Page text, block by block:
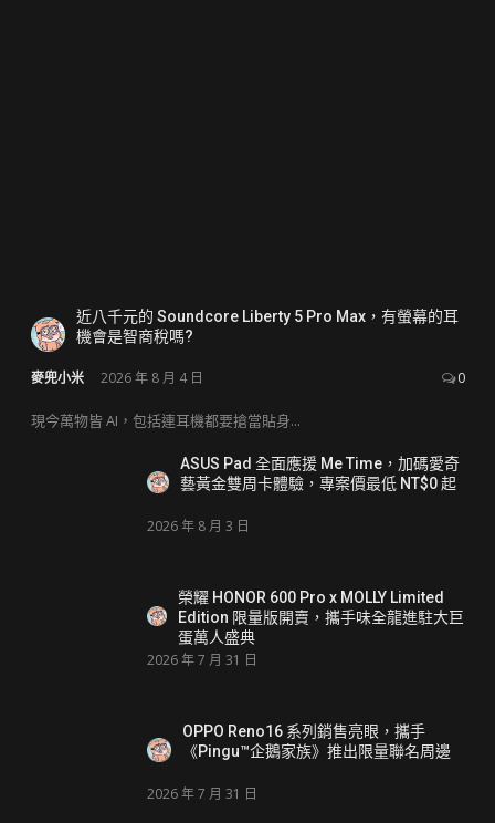
近八千元的 Soundcore Liberty 5 Pro Max，有螢幕的耳
機會是智商稅嗎?
麥兜小米 2026 年 8 月 4 日 0
現今萬物皆 AI，包括連耳機都要搶當貼身...
ASUS Pad 全面應援 Me Time，加碼愛奇
藝黃金雙周卡體驗，專案價最低 NT$0 起
2026 年 8 月 3 日
榮耀 HONOR 600 Pro x MOLLY Limited
Edition 限量版開賣，攜手味全龍進駐大巨
蛋萬人盛典
2026 年 7 月 31 日
OPPO Reno16 系列銷售亮眼，攜手
《Pingu™企鵝家族》推出限量聯名周邊
2026 年 7 月 31 日